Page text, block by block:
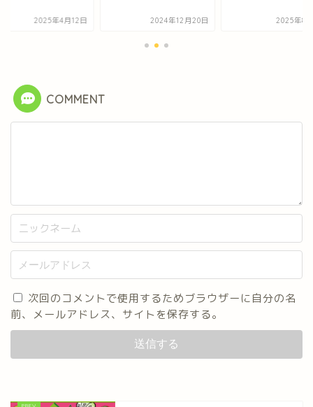
2025年4月12日 2024年12月20日 2025年8
COMMENT
次回のコメントで使用するためブラウザーに自分の名
前、メールアドレス、サイトを保存する。